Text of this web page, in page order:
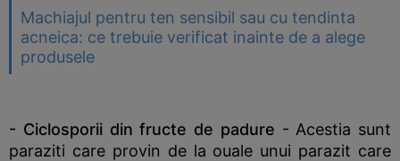
Machiajul pentru ten sensibil sau cu tendinta
acneica: ce trebuie verificat inainte de a alege
produsele
- Ciclosporii din fructe de padure - Acestia sunt
paraziti care provin de la ouale unui parazit care